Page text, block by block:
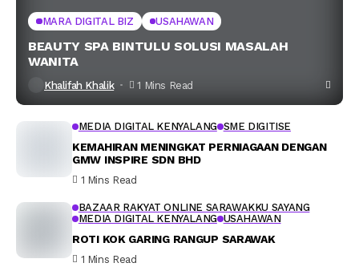
MARA DIGITAL BIZ USAHAWAN
BEAUTY SPA BINTULU SOLUSI MASALAH
WANITA
Khalifah Khalik 1 Mins Read
MEDIA DIGITAL KENYALANG SME DIGITISE
KEMAHIRAN MENINGKAT PERNIAGAAN DENGAN
GMW INSPIRE SDN BHD
1 Mins Read
BAZAAR RAKYAT ONLINE SARAWAKKU SAYANG
MEDIA DIGITAL KENYALANG USAHAWAN
ROTI KOK GARING RANGUP SARAWAK
1 Mins Read